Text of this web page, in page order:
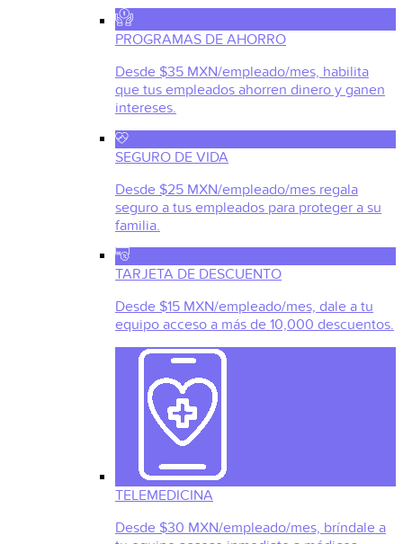
PROGRAMAS DE AHORRO
Desde $35 MXN/empleado/mes, habilita
que tus empleados ahorren dinero y ganen
intereses.
SEGURO DE VIDA
Desde $25 MXN/empleado/mes regala
seguro a tus empleados para proteger a su
familia.
TARJETA DE DESCUENTO
Desde $15 MXN/empleado/mes, dale a tu
equipo acceso a más de 10,000 descuentos.
TELEMEDICINA
Desde $30 MXN/empleado/mes, bríndale a